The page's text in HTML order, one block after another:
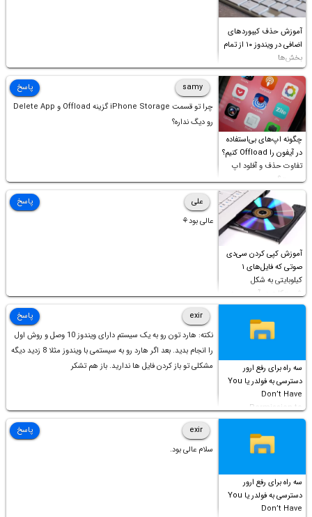
آموزش حذف کیبوردهای
اضافی در ویندوز ۱۰ از تمام
بخش‌ها
چگونه اپ‌های بی‌استفاده
در آیفون را Offload کنیم؟
تفاوت حذف و آفلود اپ
چیست؟
samy
چرا تو قسمت iPhone Storage گزینه Offload و Delete App
رو دیگ نداره؟
پاسخ
آموزش کپی کردن سی‌دی
صوتی که فایل‌های ۱
کیلوبایتی به شکل
شورت‌کات در آن موجود
است!
علی
عالی بود⚘
پاسخ
سه راه برای رفع ارور
دسترسی به فولدر یا You
Don’t Have
Permission to
Access this folder
exir
نکته: هارد تون رو به یک سیستم دارای ویندوز 10 وصل و روش اول
را انجام بدید. بعد اگر هارد رو به سیستمی با ویندوز مثلا 8 زدید دیگه
مشکلی تو باز کردن فایل ها ندارید. باز هم تشکر
پاسخ
سه راه برای رفع ارور
دسترسی به فولدر یا You
Don’t Have
exir
سلام عالی بود.
پاسخ